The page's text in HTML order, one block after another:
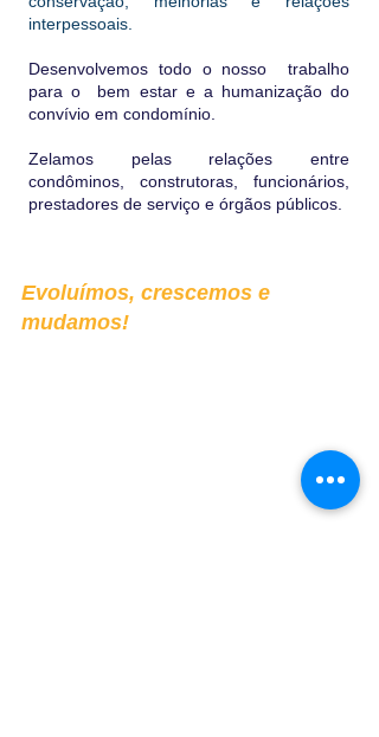
interpessoais.
Desenvolvemos todo o nosso trabalho
para o bem estar e a humanização do
convívio em condomínio.
Zelamos pelas relações entre
condôminos, construtoras, funcionários,
prestadores de serviço e órgãos públicos.
Evoluímos, crescemos e
mudamos!
mais do que fazíamos e ainda menos do que
queremos para o nosso futuro. Evoluímos
constantemente para sempre oferecer a melhor
solução às necessidades de condomínios e